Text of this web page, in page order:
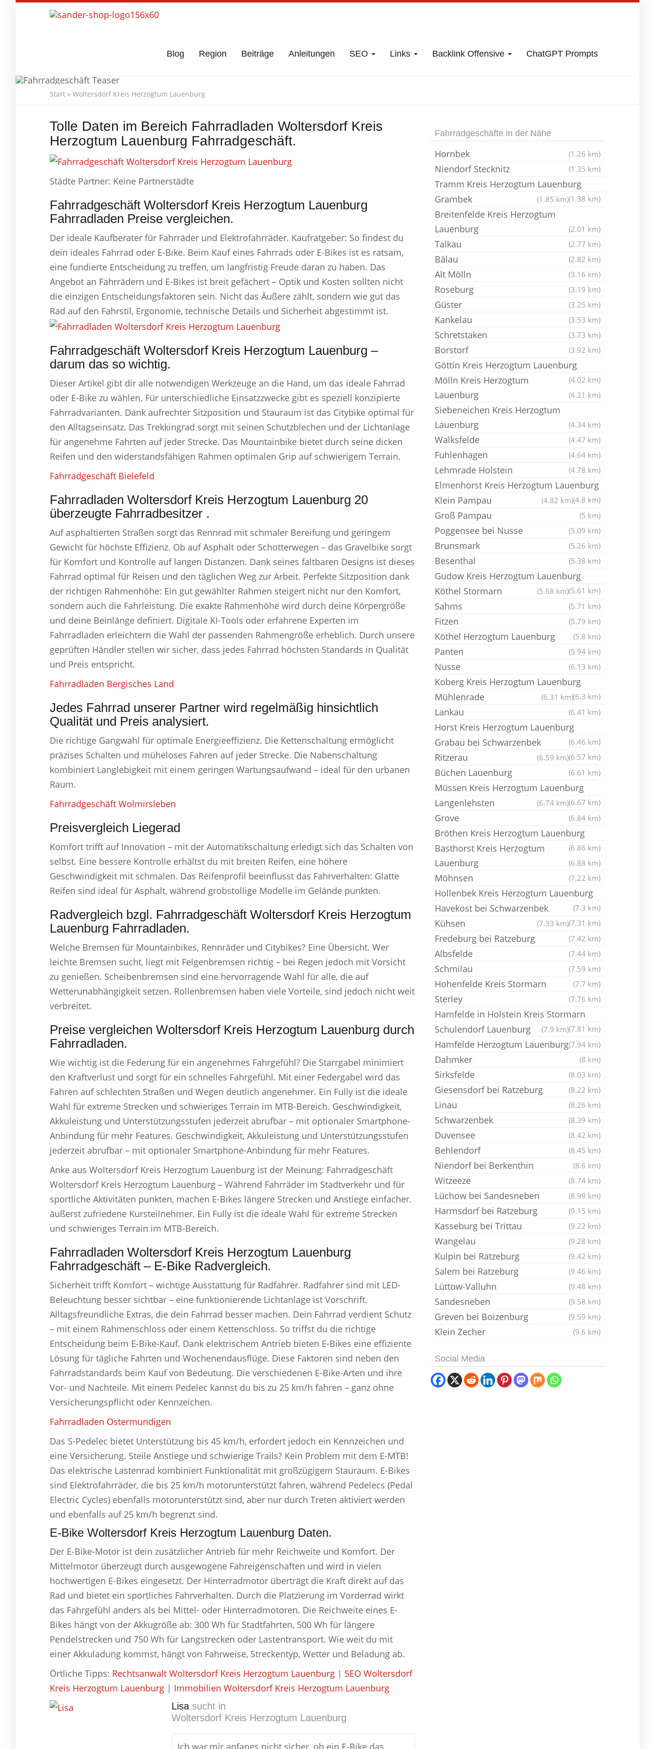
Blog Region Beiträge Anleitungen SEO Links Backlink Offensive ChatGPT Prompts
Woltersdorf Kreis Herzogtum Lauenburg
Fahrradladen
Start » Woltersdorf Kreis Herzogtum Lauenburg
Tolle Daten im Bereich Fahrradladen Woltersdorf Kreis
Herzogtum Lauenburg Fahrradgeschäft.
Städte Partner: Keine Partnerstädte
Fahrradgeschäft Woltersdorf Kreis Herzogtum Lauenburg
Fahrradladen Preise vergleichen.
Der ideale Kaufberater für Fahrräder und Elektrofahrräder. Kaufratgeber: So findest du
dein ideales Fahrrad oder E-Bike. Beim Kauf eines Fahrrads oder E-Bikes ist es ratsam,
eine fundierte Entscheidung zu treffen, um langfristig Freude daran zu haben. Das
Angebot an Fahrrädern und E-Bikes ist breit gefächert – Optik und Kosten sollten nicht
die einzigen Entscheidungsfaktoren sein. Nicht das Äußere zählt, sondern wie gut das
Rad auf den Fahrstil, Ergonomie, technische Details und Sicherheit abgestimmt ist.
Fahrradgeschäft Woltersdorf Kreis Herzogtum Lauenburg –
darum das so wichtig.
Dieser Artikel gibt dir alle notwendigen Werkzeuge an die Hand, um das ideale Fahrrad
oder E-Bike zu wählen. Für unterschiedliche Einsatzzwecke gibt es speziell konzipierte
Fahrradvarianten. Dank aufrechter Sitzposition und Stauraum ist das Citybike optimal für
den Alltagseinsatz. Das Trekkingrad sorgt mit seinen Schutzblechen und der Lichtanlage
für angenehme Fahrten auf jeder Strecke. Das Mountainbike bietet durch seine dicken
Reifen und den widerstandsfähigen Rahmen optimalen Grip auf schwierigem Terrain.
Fahrradgeschäft Bielefeld
Fahrradladen Woltersdorf Kreis Herzogtum Lauenburg 20
überzeugte Fahrradbesitzer .
Auf asphaltierten Straßen sorgt das Rennrad mit schmaler Bereifung und geringem
Gewicht für höchste Effizienz. Ob auf Asphalt oder Schotterwegen – das Gravelbike sorgt
für Komfort und Kontrolle auf langen Distanzen. Dank seines faltbaren Designs ist dieses
Fahrrad optimal für Reisen und den täglichen Weg zur Arbeit. Perfekte Sitzposition dank
der richtigen Rahmenhöhe: Ein gut gewählter Rahmen steigert nicht nur den Komfort,
sondern auch die Fahrleistung. Die exakte Rahmenhöhe wird durch deine Körpergröße
und deine Beinlänge definiert. Digitale KI-Tools oder erfahrene Experten im
Fahrradladen erleichtern die Wahl der passenden Rahmengröße erheblich. Durch unsere
geprüften Händler stellen wir sicher, dass jedes Fahrrad höchsten Standards in Qualität
und Preis entspricht.
Fahrradladen Bergisches Land
Jedes Fahrrad unserer Partner wird regelmäßig hinsichtlich
Qualität und Preis analysiert.
Die richtige Gangwahl für optimale Energieeffizienz. Die Kettenschaltung ermöglicht
präzises Schalten und müheloses Fahren auf jeder Strecke. Die Nabenschaltung
kombiniert Langlebigkeit mit einem geringen Wartungsaufwand – ideal für den urbanen
Raum.
Fahrradgeschäft Wolmirsleben
Preisvergleich Liegerad
Komfort trifft auf Innovation – mit der Automatikschaltung erledigt sich das Schalten von
selbst. Eine bessere Kontrolle erhältst du mit breiten Reifen, eine höhere
Geschwindigkeit mit schmalen. Das Reifenprofil beeinflusst das Fahrverhalten: Glatte
Reifen sind ideal für Asphalt, während grobstollige Modelle im Gelände punkten.
Radvergleich bzgl. Fahrradgeschäft Woltersdorf Kreis Herzogtum
Lauenburg Fahrradladen.
Welche Bremsen für Mountainbikes, Rennräder und Citybikes? Eine Übersicht. Wer
leichte Bremsen sucht, liegt mit Felgenbremsen richtig – bei Regen jedoch mit Vorsicht
zu genießen. Scheibenbremsen sind eine hervorragende Wahl für alle, die auf
Wetterunabhängigkeit setzen. Rollenbremsen haben viele Vorteile, sind jedoch nicht weit
verbreitet.
Preise vergleichen Woltersdorf Kreis Herzogtum Lauenburg durch
Fahrradladen.
Wie wichtig ist die Federung für ein angenehmes Fahrgefühl? Die Starrgabel minimiert
den Kraftverlust und sorgt für ein schnelles Fahrgefühl. Mit einer Federgabel wird das
Fahren auf schlechten Straßen und Wegen deutlich angenehmer. Ein Fully ist die ideale
Wahl für extreme Strecken und schwieriges Terrain im MTB-Bereich. Geschwindigkeit,
Akkuleistung und Unterstützungsstufen jederzeit abrufbar – mit optionaler Smartphone-
Anbindung für mehr Features. Geschwindigkeit, Akkuleistung und Unterstützungsstufen
jederzeit abrufbar – mit optionaler Smartphone-Anbindung für mehr Features.
Anke aus Woltersdorf Kreis Herzogtum Lauenburg ist der Meinung: Fahrradgeschäft
Woltersdorf Kreis Herzogtum Lauenburg – Während Fahrräder im Stadtverkehr und für
sportliche Aktivitäten punkten, machen E-Bikes längere Strecken und Anstiege einfacher.
äußerst zufriedene Kursteilnehmer. Ein Fully ist die ideale Wahl für extreme Strecken
und schwieriges Terrain im MTB-Bereich.
Fahrradladen Woltersdorf Kreis Herzogtum Lauenburg
Fahrradgeschäft – E-Bike Radvergleich.
Sicherheit trifft Komfort – wichtige Ausstattung für Radfahrer. Radfahrer sind mit LED-
Beleuchtung besser sichtbar – eine funktionierende Lichtanlage ist Vorschrift.
Alltagsfreundliche Extras, die dein Fahrrad besser machen. Dein Fahrrad verdient Schutz
– mit einem Rahmenschloss oder einem Kettenschloss. So triffst du die richtige
Entscheidung beim E-Bike-Kauf. Dank elektrischem Antrieb bieten E-Bikes eine effiziente
Lösung für tägliche Fahrten und Wochenendausflüge. Diese Faktoren sind neben den
Fahrradstandards beim Kauf von Bedeutung. Die verschiedenen E-Bike-Arten und ihre
Vor- und Nachteile. Mit einem Pedelec kannst du bis zu 25 km/h fahren – ganz ohne
Versicherungspflicht oder Kennzeichen.
Fahrradladen Ostermundigen
Das S-Pedelec bietet Unterstützung bis 45 km/h, erfordert jedoch ein Kennzeichen und
eine Versicherung. Steile Anstiege und schwierige Trails? Kein Problem mit dem E-MTB!
Das elektrische Lastenrad kombiniert Funktionalität mit großzügigem Stauraum. E-Bikes
sind Elektrofahrräder, die bis 25 km/h motorunterstützt fahren, während Pedelecs (Pedal
Electric Cycles) ebenfalls motorunterstützt sind, aber nur durch Treten aktiviert werden
und ebenfalls auf 25 km/h begrenzt sind.
E-Bike Woltersdorf Kreis Herzogtum Lauenburg Daten.
Der E-Bike-Motor ist dein zusätzlicher Antrieb für mehr Reichweite und Komfort. Der
Mittelmotor überzeugt durch ausgewogene Fahreigenschaften und wird in vielen
hochwertigen E-Bikes eingesetzt. Der Hinterradmotor überträgt die Kraft direkt auf das
Rad und bietet ein sportliches Fahrverhalten. Durch die Platzierung im Vorderrad wirkt
das Fahrgefühl anders als bei Mittel- oder Hinterradmotoren. Die Reichweite eines E-
Bikes hängt von der Akkugröße ab: 300 Wh für Stadtfahrten, 500 Wh für längere
Pendelstrecken und 750 Wh für Langstrecken oder Lastentransport. Wie weit du mit
einer Akkuladung kommst, hängt von Fahrweise, Streckentyp, Wetter und Beladung ab.
Örtliche Tipps: Rechtsanwalt Woltersdorf Kreis Herzogtum Lauenburg | SEO Woltersdorf
Kreis Herzogtum Lauenburg | Immobilien Woltersdorf Kreis Herzogtum Lauenburg
Lisa sucht in
Woltersdorf Kreis Herzogtum Lauenburg
Fahrradgeschäfte in der Nähe
Hornbek (1.26 km)
Niendorf Stecknitz (1.35 km)
Tramm Kreis Herzogtum Lauenburg
(1.38 km)
Grambek (1.85 km)
Breitenfelde Kreis Herzogtum
Lauenburg
(2.01 km)
Talkau (2.77 km)
Bälau (2.82 km)
Alt Mölln (3.16 km)
Roseburg (3.19 km)
Güster (3.25 km)
Kankelau (3.53 km)
Schretstaken (3.73 km)
Borstorf (3.92 km)
Göttin Kreis Herzogtum Lauenburg
(4.02 km)
Mölln Kreis Herzogtum
Lauenburg
(4.21 km)
Siebeneichen Kreis Herzogtum
Lauenburg
(4.34 km)
Walksfelde (4.47 km)
Fuhlenhagen (4.64 km)
Lehmrade Holstein (4.78 km)
Elmenhorst Kreis Herzogtum Lauenburg
(4.8 km)
Klein Pampau (4.82 km)
Groß Pampau (5 km)
Poggensee bei Nusse (5.09 km)
Brunsmark (5.26 km)
Besenthal (5.38 km)
Gudow Kreis Herzogtum Lauenburg
(5.61 km)
Köthel Stormarn (5.68 km)
Sahms (5.71 km)
Fitzen (5.79 km)
Köthel Herzogtum Lauenburg (5.8 km)
Panten (5.94 km)
Nusse (6.13 km)
Koberg Kreis Herzogtum Lauenburg
(6.3 km)
Mühlenrade (6.31 km)
Lankau (6.41 km)
Horst Kreis Herzogtum Lauenburg
(6.46 km)
Grabau bei Schwarzenbek
(6.57 km)
Ritzerau (6.59 km)
Büchen Lauenburg (6.61 km)
Müssen Kreis Herzogtum Lauenburg
(6.67 km)
Langenlehsten (6.74 km)
Grove (6.84 km)
Bröthen Kreis Herzogtum Lauenburg
(6.86 km)
Basthorst Kreis Herzogtum
Lauenburg
(6.88 km)
Möhnsen (7.22 km)
Hollenbek Kreis Herzogtum Lauenburg
(7.3 km)
Havekost bei Schwarzenbek
(7.31 km)
Kühsen (7.33 km)
Fredeburg bei Ratzeburg (7.42 km)
Albsfelde (7.44 km)
Schmilau (7.59 km)
Hohenfelde Kreis Stormarn (7.7 km)
Sterley (7.76 km)
Hamfelde in Holstein Kreis Stormarn
(7.81 km)
Schulendorf Lauenburg (7.9 km)
Hamfelde Herzogtum Lauenburg(7.94 km)
Dahmker (8 km)
Sirksfelde (8.03 km)
Giesensdorf bei Ratzeburg (8.22 km)
Linau (8.26 km)
Schwarzenbek (8.39 km)
Duvensee (8.42 km)
Behlendorf (8.45 km)
Niendorf bei Berkenthin (8.6 km)
Witzeeze (8.74 km)
Lüchow bei Sandesneben (8.99 km)
Harmsdorf bei Ratzeburg (9.15 km)
Kasseburg bei Trittau (9.22 km)
Wangelau (9.28 km)
Kulpin bei Ratzeburg (9.42 km)
Salem bei Ratzeburg (9.46 km)
Lüttow-Valluhn (9.48 km)
Sandesneben (9.58 km)
Greven bei Boizenburg (9.59 km)
Klein Zecher (9.6 km)
Social Media